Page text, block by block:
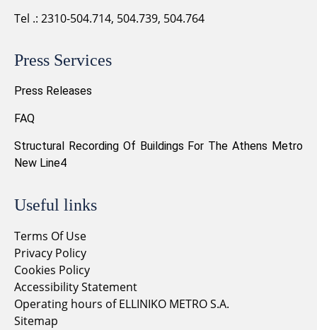
Tel .: 2310-504.714, 504.739, 504.764
Press Services
Press Releases
FAQ
Structural Recording Of Buildings For The Athens Metro
New Line4
Useful links
Terms Of Use
Privacy Policy
Cookies Policy
Accessibility Statement
Operating hours of ELLINIKO METRO S.A.
Sitemap